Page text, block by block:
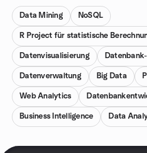
Data Mining NoSQL
R Project für statistische
Datenvisualisierung
Datenverwaltung Big Data
Web Analytics
Business Intelligence Data